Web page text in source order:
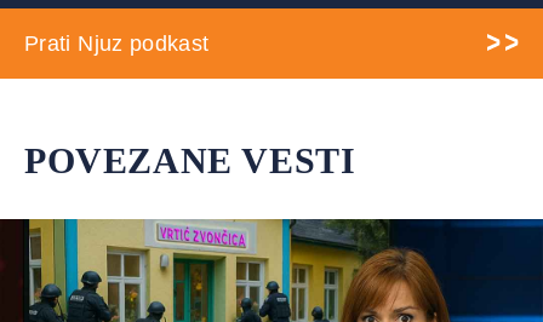
Prati Njuz podkast
POVEZANE VESTI